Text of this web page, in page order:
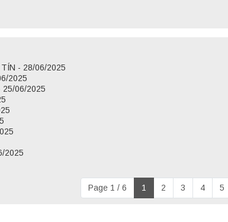
- 28/06/2025
2025
25/06/2025
2025
Page 1 / 6 1 2 3 4 5